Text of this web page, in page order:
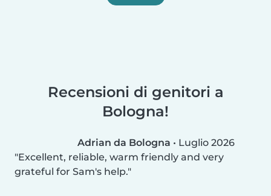
Recensioni di genitori a
Bologna!
Adrian da Bologna • Luglio 2026
Excellent, reliable, warm friendly and very
grateful for Sam's help.